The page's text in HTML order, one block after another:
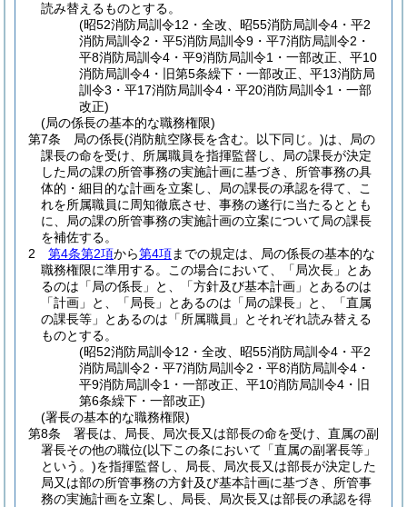
読み替えるものとする。
(昭52消防局訓令12・全改、昭55消防局訓令4・平2
消防局訓令2・平5消防局訓令9・平7消防局訓令2・
平8消防局訓令4・平9消防局訓令1・一部改正、平10
消防局訓令4・旧第5条繰下・一部改正、平13消防局
訓令3・平17消防局訓令4・平20消防局訓令1・一部
改正)
(局の係長の基本的な職務権限)
第7条
局の係長(消防航空隊長を含む。以下同じ。)は、局の
課長の命を受け、所属職員を指揮監督し、局の課長が決定
した局の課の所管事務の実施計画に基づき、所管事務の具
体的・細目的な計画を立案し、局の課長の承認を得て、こ
れを所属職員に周知徹底させ、事務の遂行に当たるととも
に、局の課の所管事務の実施計画の立案について局の課長
を補佐する。
2
第4条第2項から第4項までの規定は、局の係長の基本的な
職務権限に準用する。
この場合において、「局次長」とあ
るのは「局の係長」と、「方針及び基本計画」とあるのは
「計画」と、「局長」とあるのは「局の課長」と、「直属
の課長等」とあるのは「所属職員」とそれぞれ読み替える
ものとする。
(昭52消防局訓令12・全改、昭55消防局訓令4・平2
消防局訓令2・平7消防局訓令2・平8消防局訓令4・
平9消防局訓令1・一部改正、平10消防局訓令4・旧
第6条繰下・一部改正)
(署長の基本的な職務権限)
第8条
署長は、局長、局次長又は部長の命を受け、直属の副
署長その他の職位(以下この条において「直属の副署長等」
という。)を指揮監督し、局長、局次長又は部長が決定した
局又は部の所管事務の方針及び基本計画に基づき、所管事
務の実施計画を立案し、局長、局次長又は部長の承認を得